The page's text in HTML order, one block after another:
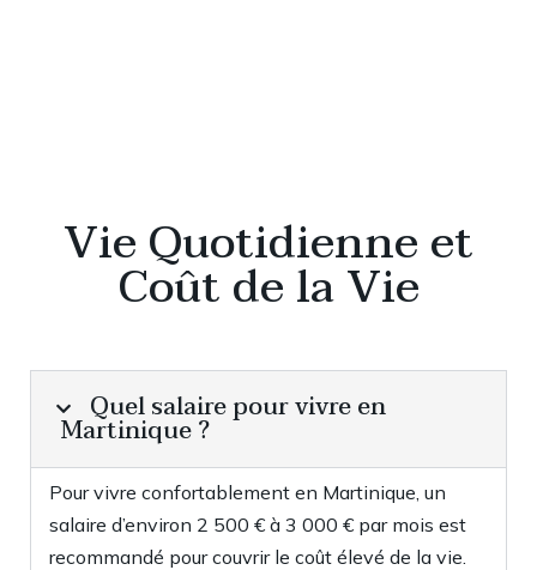
Vie Quotidienne et
Coût de la Vie
Quel salaire pour vivre en
Martinique ?
Pour vivre confortablement en Martinique, un
salaire d’environ 2 500 € à 3 000 € par mois est
recommandé pour couvrir le coût élevé de la vie.